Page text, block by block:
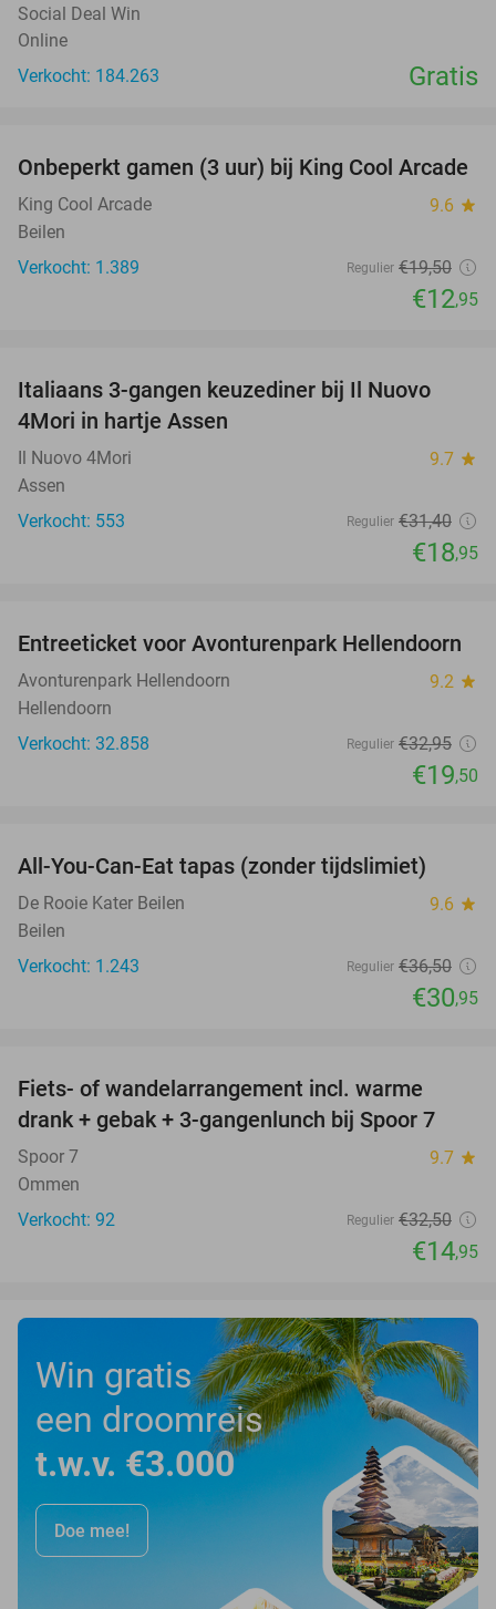
Social Deal Win
Online
Verkocht: 184.263
Gratis
34%
Onbeperkt gamen (3 uur) bij King Cool Arcade
King Cool Arcade 9.6 star
Beilen
Verkocht: 1.389
Regulier €19,50
€12,95
40%
Italiaans 3-gangen keuzediner bij Il Nuovo
4Mori in hartje Assen
Il Nuovo 4Mori 9.7 star
Assen
Verkocht: 553
Regulier €31,40
€18,95
41%
Entreeticket voor Avonturenpark Hellendoorn
Avonturenpark Hellendoorn 9.2 star
Hellendoorn
Verkocht: 32.858
Regulier €32,95
€19,50
All-You-Can-Eat tapas (zonder tijdslimiet)
De Rooie Kater Beilen 9.6 star
Beilen
Verkocht: 1.243
Regulier €36,50
€30,95
Fiets- of wandelarrangement incl. warme
drank + gebak + 3-gangenlunch bij Spoor 7
Spoor 7 9.7 star
Ommen
Verkocht: 92
Regulier €32,50
€14,95
Win gratis
een droomreis
t.w.v. €3.000
Doe mee!